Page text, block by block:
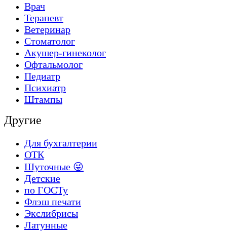
Врач
Терапевт
Ветеринар
Стоматолог
Акушер-гинеколог
Офтальмолог
Педиатр
Психиатр
Штампы
Другие
Для бухгалтерии
ОТК
Шуточные 😜
Детские
по ГОСТу
Флэш печати
Экслибрисы
Латунные